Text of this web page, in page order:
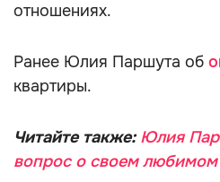
отношениях.
Ранее Юлия Паршута об
квартиры.
Читайте также: Юлия
вопрос о своем